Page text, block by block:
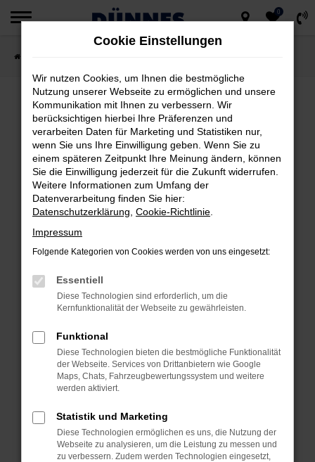
Zum
springen
0
FEHLER: NETWORK ERROR
Beim Laden ist ein Fehler aufgetreten.
Hier sind ein paar Tipps, die dir helfen können:
Überprüfe deine Firewall und deine
Internetverbindung.
Laden andere Webseiten, zum Beispiel
deine Suchmaschine?
Prüfe deine Browsererweiterungen.
Manche Erweiterungen, wie Werbeblocker,
können das Laden bestimmter Seiten
anderen Browser oder in einem privaten
Fenster?
Starte dein Gerät neu.
vorübergehende Probleme zu beheben.
Stelle sicher, dass dein Browser und dein
Betriebssystem auf dem neuesten Stand
Cookie Einstellungen
Wir nutzen Cookies, um Ihnen die bestmögliche
Nutzung unserer Webseite zu ermöglichen und unsere
Kommunikation mit Ihnen zu verbessern. Wir
berücksichtigen hierbei Ihre Präferenzen und
verarbeiten Daten für Marketing und Statistiken nur,
wenn Sie uns Ihre Einwilligung geben. Wenn Sie zu
einem späteren Zeitpunkt Ihre Meinung ändern, können
Sie die Einwilligung jederzeit für die Zukunft widerrufen.
Weitere Informationen zum Umfang der
Datenverarbeitung finden Sie hier:
Datenschutzerklärung Cookie-Richtlinie
Impressum
Folgende Kategorien von Cookies werden von uns eingesetzt:
Essentiell
Diese Technologien sind erforderlich, um die
Kernfunktionalität der Webseite zu gewährleisten.
Funktional
Diese Technologien bieten die bestmögliche Funktionalität
der Webseite. Services von Drittanbietern wie Google
Maps, Chats, Fahrzeugbewertungssystem und weitere
werden aktiviert.
Statistik und Marketing
Diese Technologien ermöglichen es uns, die Nutzung der
Webseite zu analysieren, um die Leistung zu messen und
zu verbessern. Zudem werden Technologien eingesetzt,